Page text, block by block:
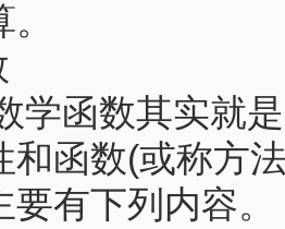
学函数其实就
和函数(或称方
有下列内容。